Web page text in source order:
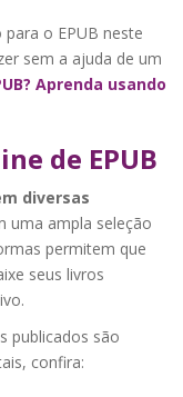
o EPUB neste
sem a ajuda de um
Aprenda usando
de EPUB
diversas
uma ampla seleção
permitem que
seus livros
publicados são
confira: